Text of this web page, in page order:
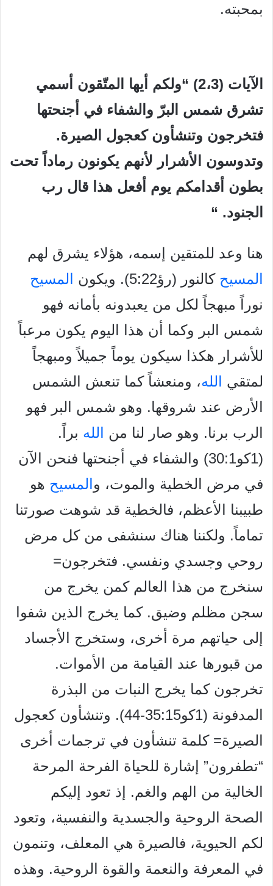
بمحبته.
الآيات (2،3) “ولكم أيها المتّقون أسمي
تشرق شمس البرّ والشفاء في أجنحتها
فتخرجون وتنشأون كعجول الصيرة.
وتدوسون الأشرار لأنهم يكونون رماداً تحت
بطون أقدامكم يوم أفعل هذا قال رب
الجنود. “
هنا وعد للمتقين إسمه، هؤلاء يشرق لهم
المسيح كالنور (رؤ5:22). ويكون
المسيح
نوراً مبهجاً لكل من يعبدونه بأمانه فهو
شمس البر وكما أن هذا اليوم يكون مرعباً
للأشرار هكذا سيكون يوماً جميلاً ومبهجاً
لمتقي
الله، ومنعشاً كما تنعش الشمس
الأرض عند شروقها. وهو شمس البر فهو
الرب برنا. وهو صار لنا من
الله براً.
(1كو30:1) والشفاء في أجنحتها فنحن الآن
في مرض الخطية والموت، و المسيح هو
طبيبنا الأعظم، فالخطية قد شوهت صورتنا
تماماً. ولكننا هناك سنشفى من كل مرض
روحي وجسدي ونفسي. فتخرجون=
سنخرج من هذا العالم كمن يخرج من
سجن مظلم وضيق. كما يخرج الذين شفوا
إلى حياتهم مرة أخرى، وستخرج الأجساد
من قبورها عند القيامة من الأموات.
تخرجون كما يخرج النبات من البذرة
المدفونة (1كو35:15-44). وتنشأون كعجول
الصيرة= كلمة تنشأون في ترجمات أخرى
“تطفرون” إشارة للحياة الفرحة المرحة
الخالية من الهم والغم. إذ تعود إليكم
الصحة الروحية والجسدية والنفسية، وتعود
لكم الحيوية، فالصيرة هي المعلف، وتنمون
في المعرفة والنعمة والقوة الروحية. وهذه